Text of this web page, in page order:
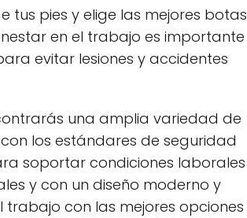
tus pies y elige las mejores botas
en el trabajo es importante
evitar lesiones y accidentes
una amplia variedad de
los estándares de seguridad
soportar condiciones laborales
y con un diseño moderno y
trabajo con las mejores opciones